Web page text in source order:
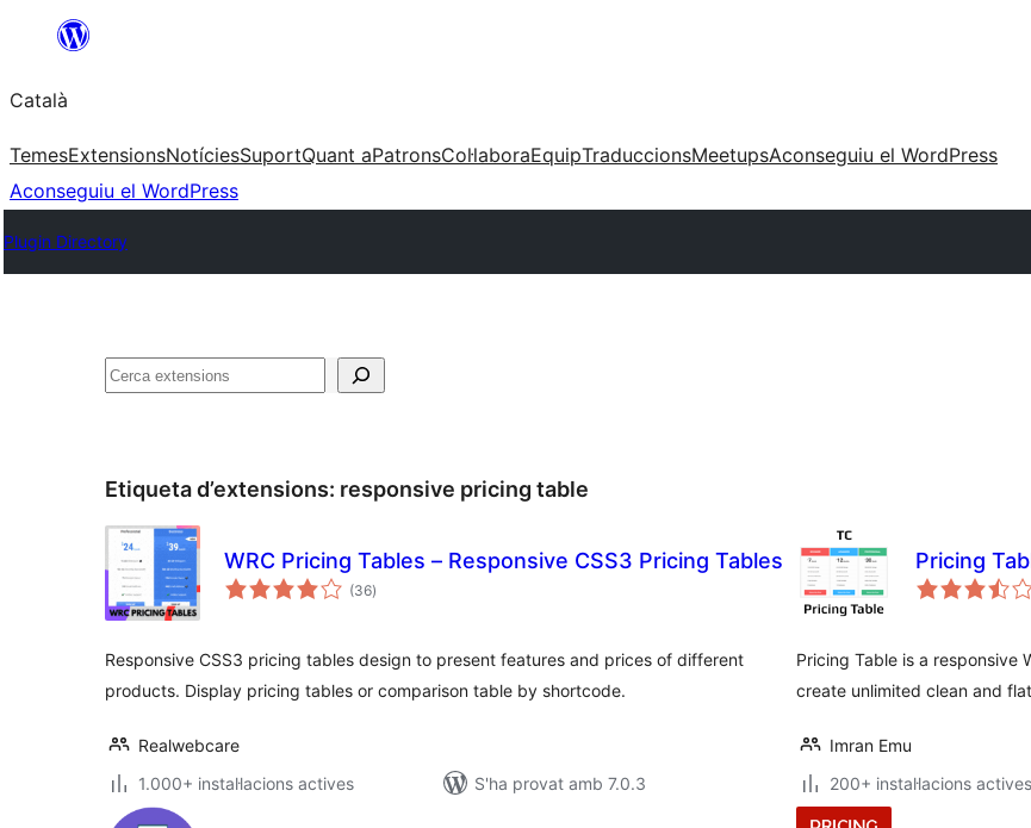
contingut
Català
TemesExtensionsNotíciesSuportQuant aPatronsCol·laboraEquipTraduccionsMeetupsAconseguiu el WordPress
Aconseguiu el WordPress
Plugin Directory
Cerca
Etiqueta d’extensions: responsive pricing table
WRC Pricing Tables – Responsive CSS3 Pricing Tables
(36puntuacions
totals
)
Responsive CSS3 pricing tables design to present features and prices of different
products. Display pricing tables or comparison table by shortcode.
Realwebcare
1.000+ instal·lacions actives
S'ha provat amb 7.0.3
Pricing
Pricing Table is a responsive
create unlimited clean and
Imran Emu
200+ instal·lacions actives